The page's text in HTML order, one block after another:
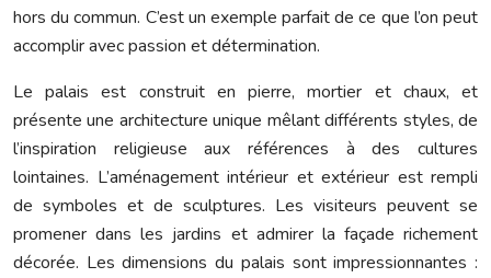
hors du commun. C’est un exemple parfait de ce que l’on peut
accomplir avec passion et détermination.
Le palais est construit en pierre, mortier et chaux, et
présente une architecture unique mêlant différents styles, de
l’inspiration religieuse aux références à des cultures
lointaines. L’aménagement intérieur et extérieur est rempli
de symboles et de sculptures. Les visiteurs peuvent se
promener dans les jardins et admirer la façade richement
décorée. Les dimensions du palais sont impressionnantes :